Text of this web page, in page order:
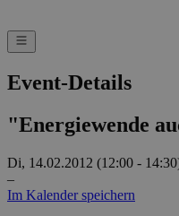
Event-Details
"Energiewende
Di, 14.02.2012 (12:00 -
–
Im Kalender speichern